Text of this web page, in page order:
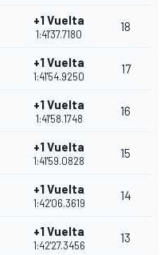
+1 Vuelta
1:41'37.7180
18
+1 Vuelta
1:41'54.9250
17
+1 Vuelta
1:41'58.1748
16
+1 Vuelta
1:41'59.0828
15
+1 Vuelta
1:42'06.3619
14
+1 Vuelta
1:42'27.3456
13